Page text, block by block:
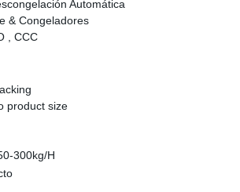
Automática
& Congeladores
, CCC
product size
300kg/H